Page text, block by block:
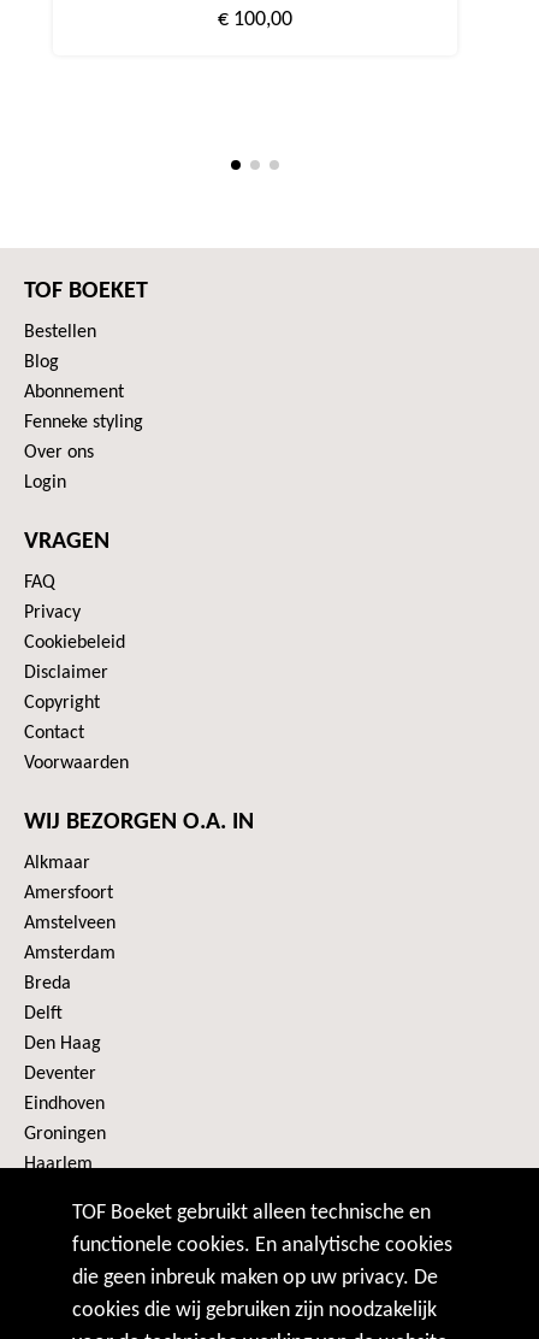
€ 100,00
TOF BOEKET
Bestellen
Blog
Abonnement
Fenneke styling
Over ons
Login
VRAGEN
FAQ
Privacy
Cookiebeleid
Disclaimer
Copyright
Contact
Voorwaarden
WIJ BEZORGEN O.A. IN
Alkmaar
Amersfoort
Amstelveen
Amsterdam
Breda
Delft
Den Haag
Deventer
Eindhoven
Groningen
Haarlem
Alle plaatsen
VOLG ONS
TOF Boeket gebruikt alleen technische en
functionele cookies. En analytische cookies
die geen inbreuk maken op uw privacy. De
cookies die wij gebruiken zijn noodzakelijk